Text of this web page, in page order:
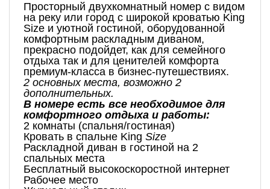
Просторный двухкомнатный номер с видом
на реку или город с широкой кроватью King
Size и уютной гостиной, оборудованной
комфортным раскладным диваном,
прекрасно подойдет, как для семейного
отдыха так и для ценителей комфорта
премиум-класса в бизнес-путешествиях.
2 основных места, возможно 2
дополнительных.
В номере есть все необходимое для
комфортного отдыха и работы:
2 комнаты (спальня/гостиная)
Кровать в спальне King Size
Раскладной диван в гостиной на 2
спальных места
Бесплатный высокоскоростной интернет
Рабочее место